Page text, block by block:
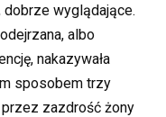
dobrze wyglądające.
albo
nakazywała
sposobem trzy
zazdrość żony